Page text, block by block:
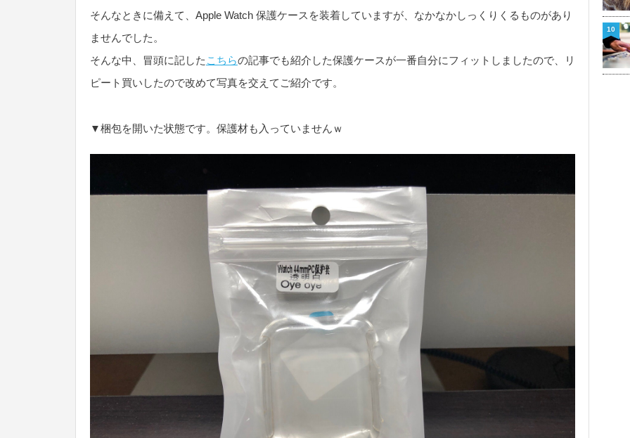
そんなときに備えて、Apple Watch 保護ケースを装着していますが、なかなかしっくりくるものがあり
ませんでした。
そんな中、冒頭に記した こちらの記事でも紹介した保護ケースが一番自分にフィットしましたので、リ
ピート買いしたので改めて写真を交えてご紹介です。
▼梱包を開いた状態です。保護材も入っていませんｗ
10